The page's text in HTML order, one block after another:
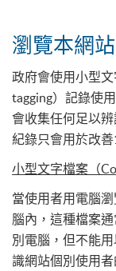
瀏覽本網
政府會使用小型
tagging）記錄使
會收集任何足以
紀錄只會用於改
小型文字檔案（
當使用者用電腦
腦內，這種檔案
別電腦，但不能
識網站個別使用